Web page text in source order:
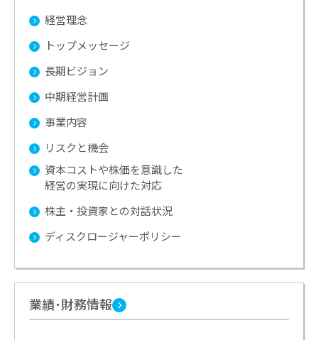
経営理念
トップメッセージ
長期ビジョン
中期経営計画
事業内容
リスクと機会
資本コストや株価を意識した
経営の実現に向けた対応
株主・投資家との対話状況
ディスクロージャーポリシー
業績･財務情報